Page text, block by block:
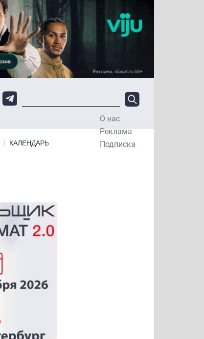
О нас
Реклама
Подписка
КАЛЕНДАРЬ